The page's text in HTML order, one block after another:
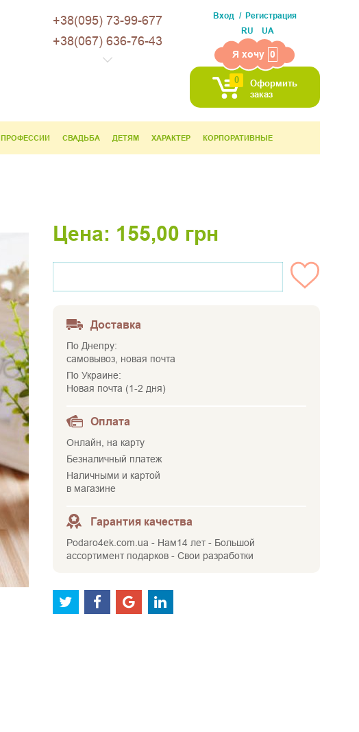
+38(095) 73-99-677
+38(067) 636-76-43
Вход
Регистрация
RU
UA
Я хочу 0
0
Оформить
заказ
ПРОФЕССИИ СВАДЬБА ДЕТЯМ ХАРАКТЕР КОРПОРАТИВНЫЕ
Цена: 155,00 грн
Доставка
По Днепру:
самовывоз, новая почта
По Украине:
Новая почта (1-2 дня)
Оплата
Онлайн, на карту
Безналичный платеж
Наличными и картой
в магазине
Гарантия качества
Podaro4ek.com.ua - Нам14 лет - Большой
ассортимент подарков - Свои разработки